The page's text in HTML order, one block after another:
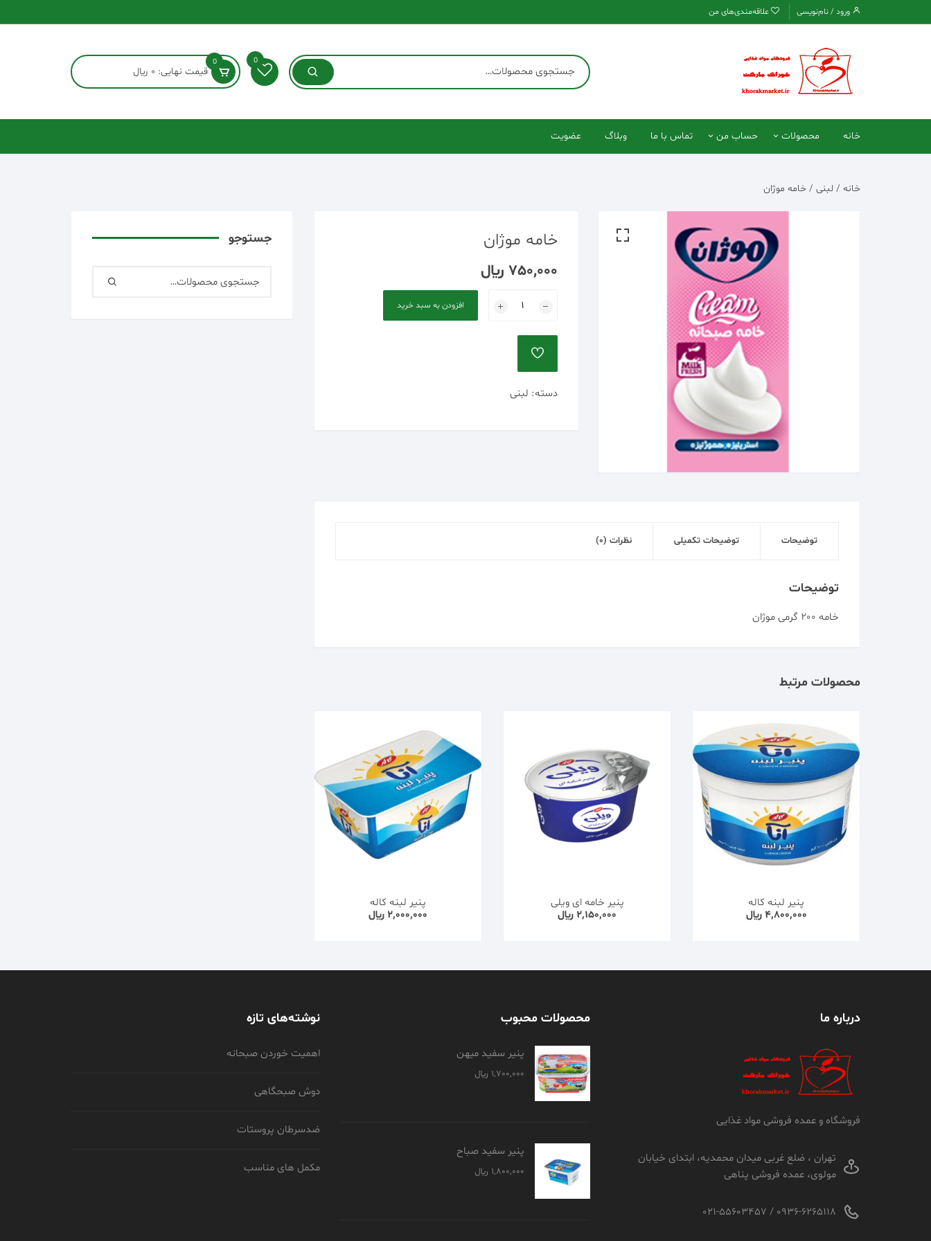
شدن
ورود / نام‌نویسی علاقه‌مندی‌های من
0
0
قیمت نهایی: 0 ﷼
خانه محصولات
نوشیدنی
حساب من تماس با ما وبلاگ عضویت
خانه / لبنی / خامه موژان
خامه موژان
750,000 ﷼
افزودن به سبد خرید
دسته: لبنی
توضیحات توضیحات تکمیلی نظرات (0)
توضیحات
خامه 200 گرمی موژان
محصولات مرتبط
پنیر لبنه کاله
4,800,000 ﷼
پنیر خامه ای ویلی
2,150,000 ﷼
پنیر لبنه کاله
2,000,000 ﷼
جستوجو
درباره ما
فروشگاه و عمده فروشی مواد غذایی
تهران ، ضلع غربی میدان محمدیه، ابتدای خیابان
مولوی، عمده فروشی پناهی
0936-6265118 / 021-55603457
محصولات محبوب
پنیر سفید میهن
1,700,000 ﷼
پنیر سفید صباح
1,800,000 ﷼
نوشته‌های تازه
اهمیت خوردن صبحانه
دوش صبحگاهی
ضدسرطان پروستات
مکمل های مناسب